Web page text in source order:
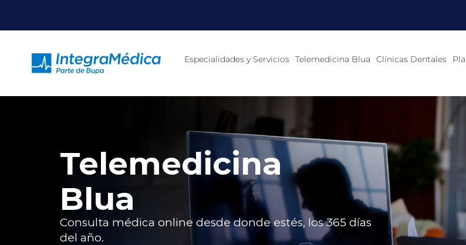
Especialidades y Servicios Telemedicina Blua Clínicas Dentales
Telemedicina
Blua
Consulta médica online desde donde estés, los 365 días
del año.